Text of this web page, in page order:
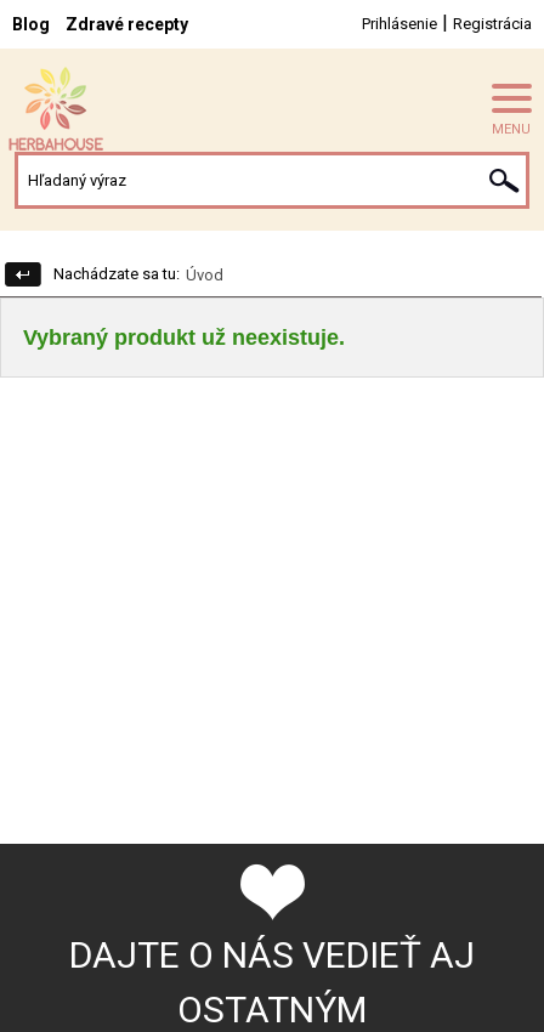
Blog Zdravé recepty Prihlásenie | Registrácia
MENU
Nachádzate sa tu: Úvod
Vybraný produkt už neexistuje.
DAJTE O NÁS VEDIEŤ AJ
OSTATNÝM